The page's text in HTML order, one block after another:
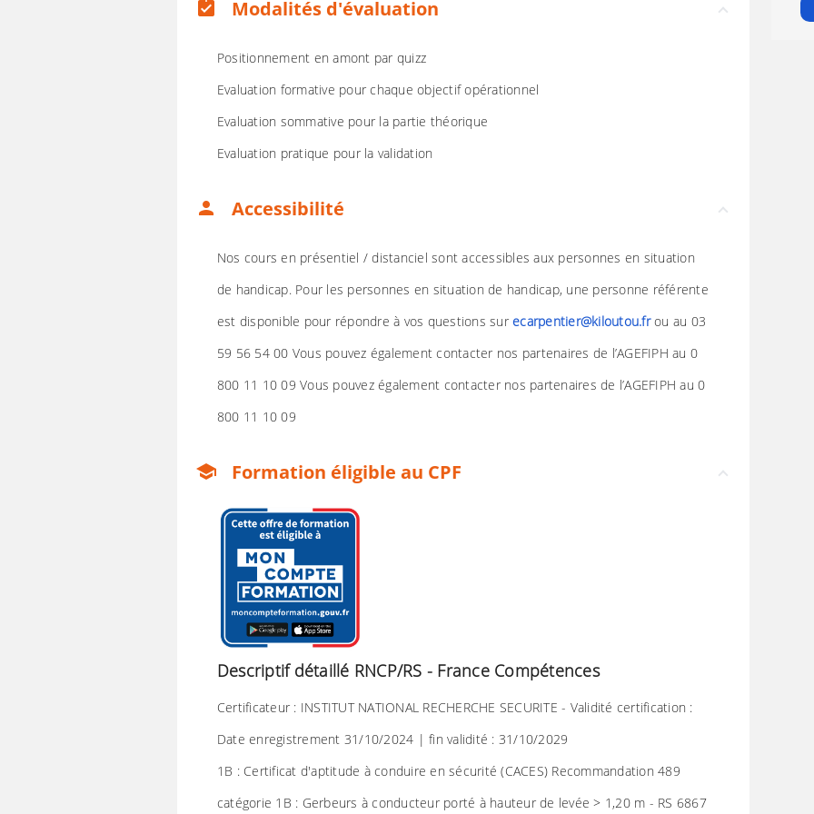
assignment_turned_in Modalités d'évaluation
Positionnement en amont par quizz
Evaluation formative pour chaque objectif opérationnel
Evaluation sommative pour la partie théorique
Evaluation pratique pour la validation
person Accessibilité
Nos cours en présentiel / distanciel sont accessibles aux personnes en situation
de handicap. Pour les personnes en situation de handicap, une personne référente
est disponible pour répondre à vos questions surecarpentier@kiloutou.frou au 03
59 56 54 00 Vous pouvez également contacter nos partenaires de l’AGEFIPH au 0
800 11 10 09 Vous pouvez également contacter nos partenaires de l’AGEFIPH au 0
800 11 10 09
school Formation éligible au CPF
Descriptif détaillé RNCP/RS - France Compétences
Certificateur : INSTITUT NATIONAL RECHERCHE SECURITE - Validité certification :
Date enregistrement 31/10/2024 | fin validité : 31/10/2029
1B : Certificat d'aptitude à conduire en sécurité (CACES) Recommandation 489
catégorie 1B : Gerbeurs à conducteur porté à hauteur de levée > 1,20 m - RS 6867